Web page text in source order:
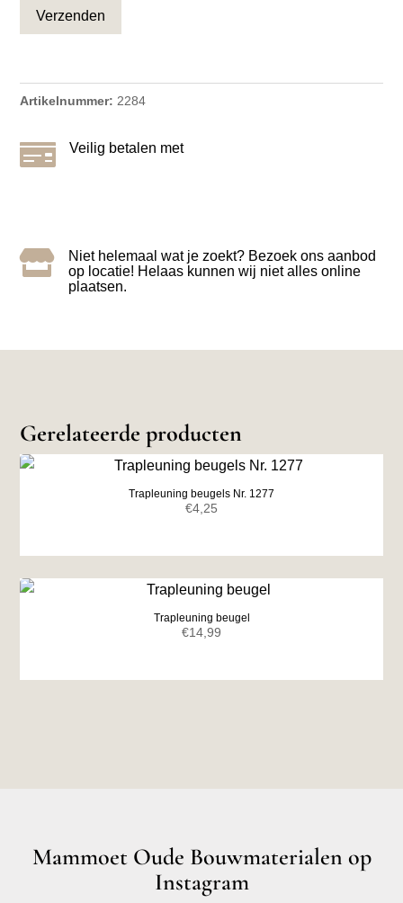
Artikelnummer: 2284
 Veilig betalen met

Niet helemaal wat je zoekt? Bezoek ons aanbod
op locatie! Helaas kunnen wij niet alles online
plaatsen.
Gerelateerde producten
Trapleuning beugels Nr. 1277
€4,25
Trapleuning beugel
€14,99
Mammoet Oude Bouwmaterialen op
Instagram